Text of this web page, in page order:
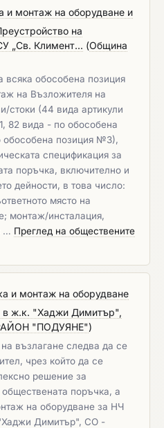
и монтаж на оборудване и
на
„Св. Климент... (Община
всяка обособена позиция
на Възложителя на
стоки (44 вида артикули
82 вида - по обособена
позиция №3),
спецификация за
поръчка, включително и
дейности, в това число:
място на
монтаж/инсталация,
… Преглед на обществените
и монтаж на оборудване
в ж.к. "Хаджи Димитър",
"ПОДУЯНЕ")
възлагане следва да се
чрез който да се
решение за
поръчка, а
на оборудване за НЧ
Димитър", СО -